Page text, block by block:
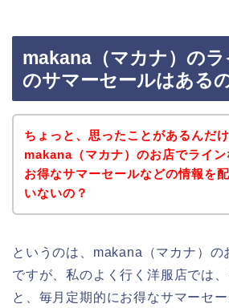
makana（マカナ）の
のサマーセールはある
ちょっと、思ったことがあるんだけ
makana（マカナ）のお店でライ
お得なサマーセールなどの情報を
いないの？
というのは、makana（マカナ）の
ですが、私のよく行く洋服店では
と、毎月定期的にお得なサマーセ